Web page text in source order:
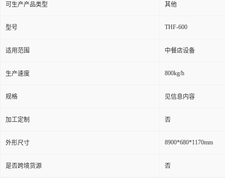
可生产产品类型 其他
型号 THF-600
适用范围 中餐店设备
生产速度 800kg/h
规格 见信息内容
加工定制 否
外形尺寸 8900*680*1170mm
是否跨境货源 否